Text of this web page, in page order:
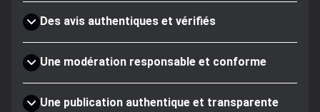
Des avis authentiques et vérifiés
Une modération responsable et conforme
Une publication authentique et transparente